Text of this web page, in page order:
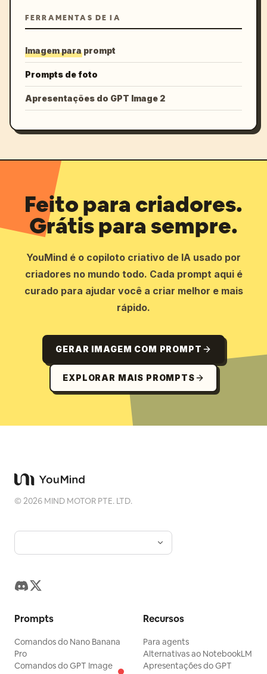
FERRAMENTAS DE IA
Imagem para prompt
Prompts de foto
Apresentações do GPT Image 2
Feito para criadores.
Grátis para sempre.
YouMind é o copiloto criativo de IA usado por
criadores no mundo todo. Cada prompt aqui é
curado para ajudar você a criar melhor e mais
rápido.
GERAR IMAGEM COM PROMPT
EXPLORAR MAIS PROMPTS
©2026 MIND MOTOR PTE. LTD.
Prompts
Comandos do Nano Banana
Pro
Comandos do GPT Image
Recursos
Para agents
Alternativas ao NotebookLM
Apresentações do GPT